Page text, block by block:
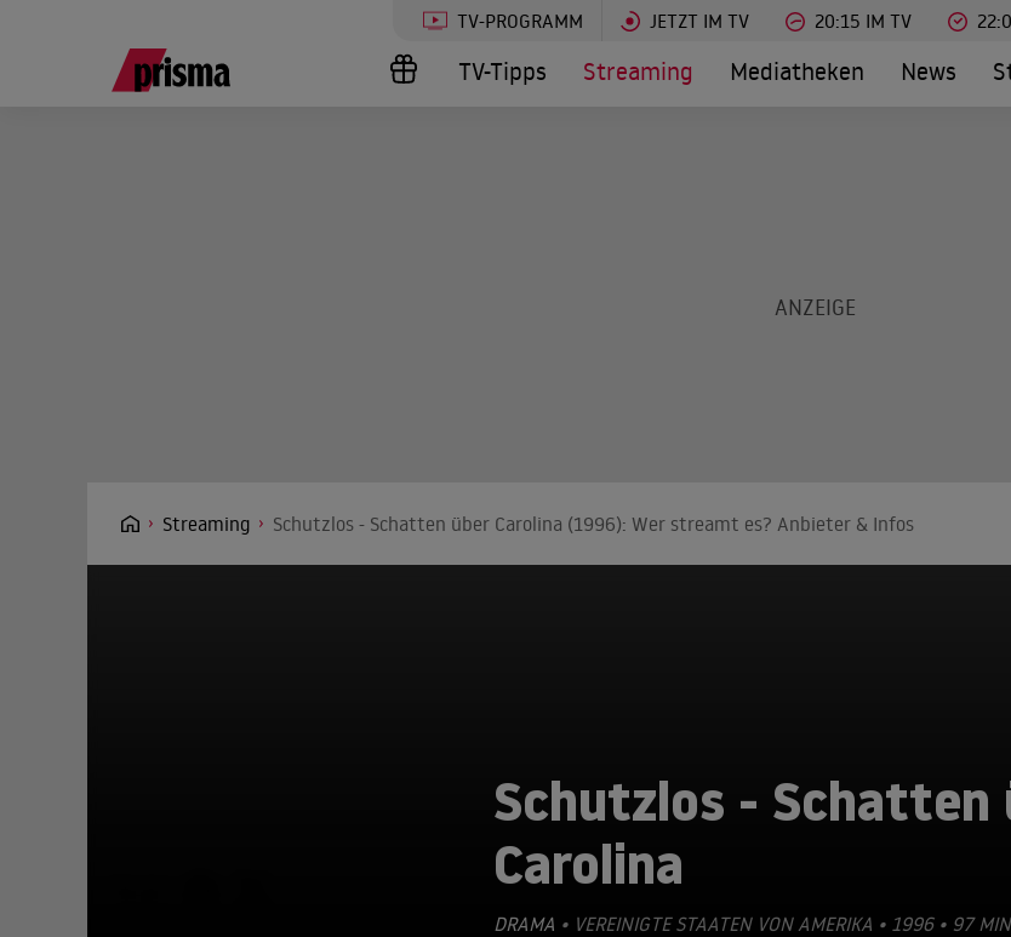
TV-PROGRAMM JETZT IM TV 20:15 IM TV
TV-Tipps Streaming Mediatheken News
Streaming Schutzlos - Schatten über Carolina (1996): Wer streamt es? Anbieter & Infos
Schutzlos - Schatten
Carolina
DRAMA • VEREINIGTE STAATEN VON AMERIKA • 1996 • 97 MIN